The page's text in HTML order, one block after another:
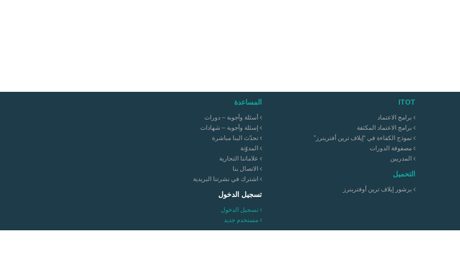
ITOT
برامج الاعتماد
برامج الاعتماد المكثفة
نموذج الكفاءة في “إيلاف ترين أفترينرز”
مصفوفة الدورات
المدربين
التحميل
برشور إيلاف ترين أوفترينرز
المساعدة
أسئلة وأجوبة – دورات
إسئلة وأجوبة – شهادات
تحدّث الينا مباشرة
المدوّنة
علاماتنا التجارية
الاتصال بنا
اشترك في نشرتنا البريدية
تسجيل الدخول
تسجيل الدخول
مستخدم جديد
إيلاف ترين